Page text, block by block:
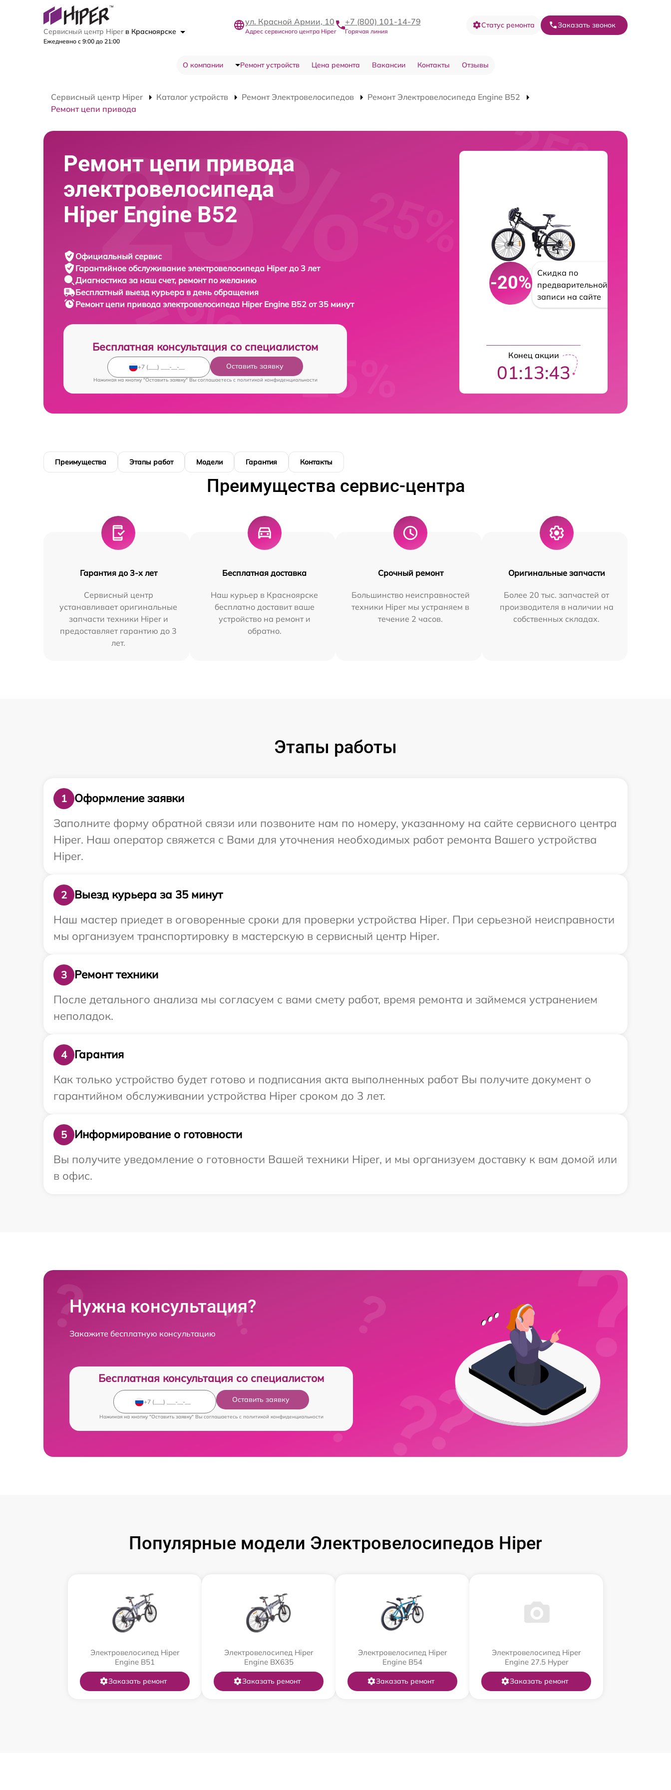
Сервисный центр Hiper в Красноярске
Ежедневно с 9:00 до 21:00
ул. Красной Армии, 10
Адрес сервисного центра Hiper
+7 (800) 101-14-79
Горячая линия
Статус ремонта Заказать звонок
О компании Ремонт устройств Цена ремонта Вакансии Контакты Отзывы
Сервисный центр Hiper Каталог устройств Ремонт Электровелосипедов
Ремонт Электровелосипеда Engine B52
Ремонт цепи привода
Ремонт цепи привода
электровелосипеда
Hiper Engine B52
Официальный сервис
Гарантийное обслуживание электровелосипеда Hiper до 3 лет
Диагностика за наш счет, ремонт по желанию
Бесплатный выезд курьера в день обращения
Ремонт цепи привода электровелосипеда Hiper Engine B52 от 35 минут
Бесплатная консультация со специалистом
Оставить заявку
Нажимая на кнопку "Оставить заявку" Вы соглашаетесь c политикой конфиденциальности
-20%
Скидка по
предварительной
записи на сайте
Конец акции
01:13:42
Преимущества Этапы работ Модели Гарантия Контакты
Преимущества сервис-центра
Гарантия до 3-х лет
Сервисный центр
устанавливает оригинальные
запчасти техники Hiper и
предоставляет гарантию до 3
лет.
Бесплатная доставка
Наш курьер в Красноярске
бесплатно доставит ваше
устройство на ремонт и
обратно.
Срочный ремонт
Большинство неисправностей
техники Hiper мы устраняем в
течение 2 часов.
Оригинальные запчасти
Более 20 тыс. запчастей от
производителя в наличии на
собственных складах.
Этапы работы
1
Оформление заявки
Заполните форму обратной связи или позвоните нам по номеру, указанному на сайте сервисного центра
Hiper. Наш оператор свяжется с Вами для уточнения необходимых работ ремонта Вашего устройства
Hiper.
2
Выезд курьера за 35 минут
Наш мастер приедет в оговоренные сроки для проверки устройства Hiper. При серьезной неисправности
мы организуем транспортировку в мастерскую в сервисный центр Hiper.
3
Ремонт техники
После детального анализа мы согласуем с вами смету работ, время ремонта и займемся устранением
неполадок.
4
Гарантия
Как только устройство будет готово и подписания акта выполненных работ Вы получите документ о
гарантийном обслуживании устройства Hiper сроком до 3 лет.
5
Информирование о готовности
Вы получите уведомление о готовности Вашей техники Hiper, и мы организуем доставку к вам домой или
в офис.
Нужна консультация?
Закажите бесплатную консультацию
Бесплатная консультация со специалистом
Оставить заявку
Нажимая на кнопку "Оставить заявку" Вы соглашаетесь c политикой конфиденциальности
Популярные модели Электровелосипедов Hiper
Электровелосипед Hiper
Engine B51
Заказать ремонт
Электровелосипед Hiper
Engine BX635
Заказать ремонт
Электровелосипед Hiper
Engine B54
Заказать ремонт
Электровелосипед Hiper
Engine 27.5 Нyper
Заказать ремонт